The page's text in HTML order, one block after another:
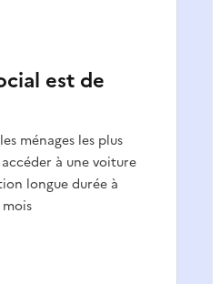
est de
ménages les plus
à une voiture
longue durée à